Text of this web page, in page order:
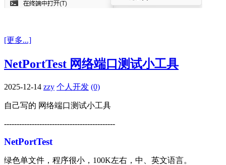
[更多...]
NetPortTest 网络端口测试小工具
2025-12-14 zzy 个人开发 (0)
自己写的 网络端口测试小工具
--------------------------------------------
NetPortTest
绿色单文件，程序很小，100K左右，中、英文语言。